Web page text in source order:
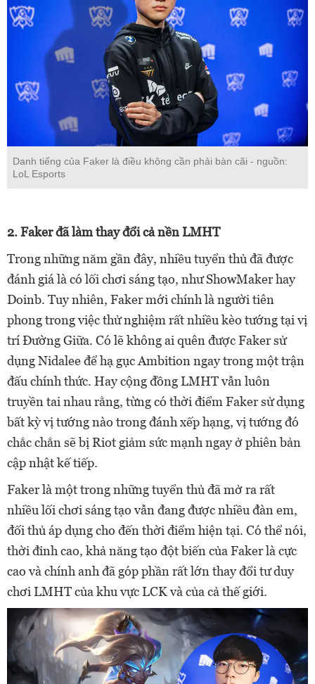
Danh tiếng của Faker là điều không cần phải bàn cãi - nguồn:
LoL Esports
2. Faker đã làm thay đổi cả nền LMHT
Trong những năm gần đây, nhiều tuyển thủ đã được
đánh giá là có lối chơi sáng tạo, như ShowMaker hay
Doinb. Tuy nhiên, Faker mới chính là người tiên
phong trong việc thử nghiệm rất nhiều kèo tướng tại vị
trí Đường Giữa. Có lẽ không ai quên được Faker sử
dụng Nidalee để hạ gục Ambition ngay trong một trận
đấu chính thức. Hay cộng đồng LMHT vẫn luôn
truyền tai nhau rằng, từng có thời điểm Faker sử dụng
bất kỳ vị tướng nào trong đánh xếp hạng, vị tướng đó
chắc chắn sẽ bị Riot giảm sức mạnh ngay ở phiên bản
cập nhật kế tiếp.
Faker là một trong những tuyển thủ đã mở ra rất
nhiều lối chơi sáng tạo vẫn đang được nhiều đàn em,
đối thủ áp dụng cho đến thời điểm hiện tại. Có thể nói,
thời đỉnh cao, khả năng tạo đột biến của Faker là cực
cao và chính anh đã góp phần rất lớn thay đổi tư duy
chơi LMHT của khu vực LCK và của cả thế giới.